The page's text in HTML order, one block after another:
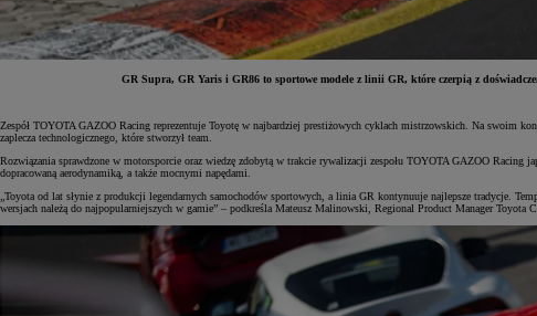
Od81 900 zł
Yaris Cross
HYBRID
GR Supra, GR Yaris i GR86 to sportowe modele z linii GR, które czerpią z
Zespół TOYOTA GAZOO Racing reprezentuje Toyotę w najbardziej prestiżowych cyklach mistrzowskich. Na swoim
zaplecza technologicznego, które stworzył team.
Rozwiązania sprawdzone w motorsporcie oraz wiedzę zdobytą w trakcie rywalizacji zespołu TOYOTA GAZOO Racing
dopracowaną aerodynamiką, a także mocnymi napędami.
„Toyota od lat słynie z produkcji legendarnych samochodów sportowych, a linia GR kontynuuje najlepsze tradycje.
wersjach należą do najpopularniejszych w gamie” – podkreśla Mateusz Malinowski, Regional Product Manager Toyota